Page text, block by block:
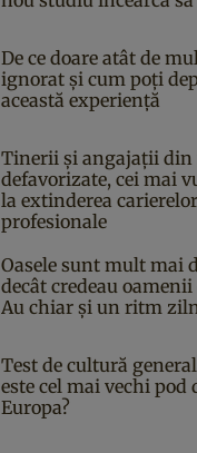
De ce doare atât de
ignorat și cum poți
această experiență
Tinerii și angajații din
defavorizate, cei mai
la extinderea carierelor
profesionale
Oasele sunt mult mai
decât credeau
Au chiar și un ritm
Test de cultură
este cel mai vechi pod
Europa?